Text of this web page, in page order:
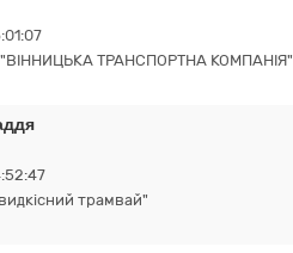
ТРАНСПОРТНА КОМПАНІЯ"
трамвай"